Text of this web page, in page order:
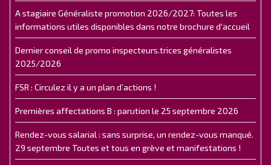
A stagiaire Généraliste promotion 2026/2027: Toutes les
informations utiles disponibles dans notre brochure d'accueil
Dernier conseil de promo inspecteurs.trices généralistes
2025/2026
FSR : Circulez il y a un plan d’actions !
Premières affectations B : parution le 25 septembre 2026
Rendez-vous salarial : sans surprise, un rendez-vous manqué.
29 septembre Toutes et tous en grève et manifestations !